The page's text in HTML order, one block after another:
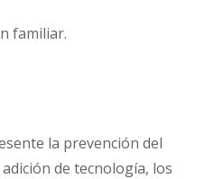
familiar.
la prevención del
de tecnología, los